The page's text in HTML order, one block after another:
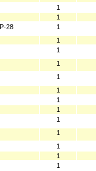
1
1
28 1
1
1
1
1
1
1
1
1
1
1
1
1